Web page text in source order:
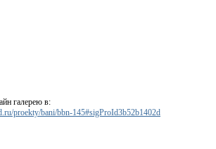
галерею в:
proekty/bani/bbn-145#sigProId3b52b1402d